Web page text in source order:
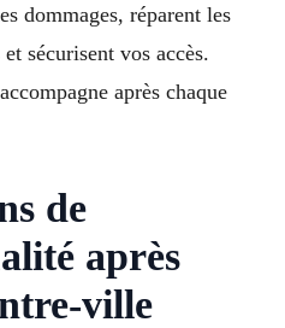
dommages, réparent les
sécurisent vos accès.
après chaque
de
après
ville